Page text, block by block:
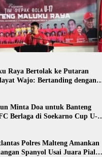
Raya Bertolak ke Putaran
Wajo: Bertanding dengan
Minta Doa untuk Banteng
Berlaga di Soekarno Cup U-
Polres Malteng Amankan
Spanyol Usai Juara Piala